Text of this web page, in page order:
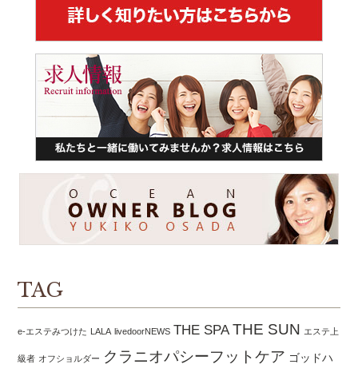
TAG
e-エステみつけた LALA livedoorNEWS THE SPA THE SUN エステ上
級者 オフショルダー クラニオパシーフットケア ゴッドハ